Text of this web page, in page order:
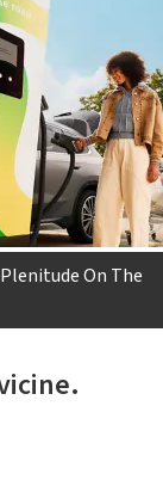
On The